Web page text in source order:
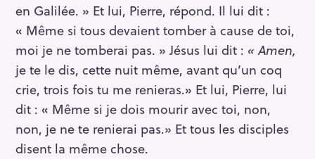
en Galilée. » Et lui, Pierre, répond. Il lui dit :
« Même si tous devaient tomber à cause de toi,
moi je ne tomberai pas. » Jésus lui dit : « Amen,
je te le dis, cette nuit même, avant qu’un coq
crie, trois fois tu me renieras.» Et lui, Pierre, lui
dit : « Même si je dois mourir avec toi, non,
non, je ne te renierai pas.» Et tous les disciples
disent la même chose.
r
c
h
f
r
: